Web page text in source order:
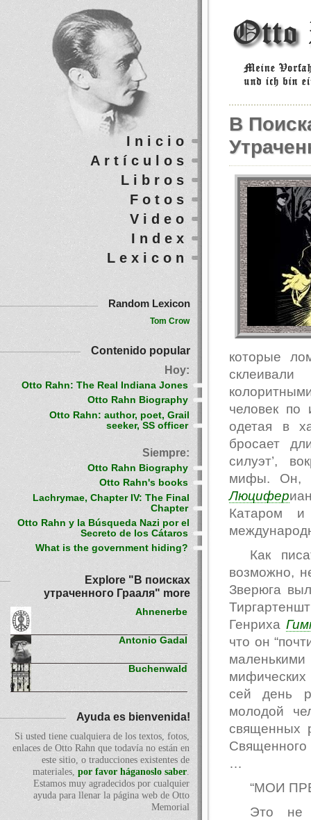
В
которые
человек по
одетая в
бросает
силуэт’,
мифы. Он,
Люцифер
Катаром и
Как
возможно,
Зверюга
Генриха
что он
мифических
сей день
молодой
священных
Священного
…
“МОИ
Это не
Inicio
Artículos
Libros
Fotos
Video
Index
Lexicon
Random Lexicon
Tom Crow
Contenido popular
Hoy:
Otto Rahn: The Real Indiana Jones
Otto Rahn Biography
Otto Rahn: author, poet, Grail
seeker, SS officer
Siempre:
Otto Rahn Biography
Otto Rahn's books
Lachrymae, Chapter IV: The Final
Chapter
Otto Rahn y la Búsqueda Nazi por el
Secreto de los Cátaros
What is the government hiding?
Explore "В поисках
утраченного Грааля" more
Ahnenerbe
Antonio Gadal
Buchenwald
Ayuda es bienvenida!
Si usted tiene cualquiera de los textos, fotos,
enlaces de Otto Rahn que todavía no están en
este sitio, o traducciones existentes de
materiales, por favor háganoslo saber.
Estamos muy agradecidos por cualquier
ayuda para llenar la página web de Otto
Memorial